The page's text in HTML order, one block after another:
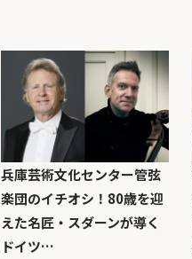
兵庫芸術文化センター管弦
楽団のイチオシ！80歳を迎
えた名匠・スダーンが導く
ドイツ…